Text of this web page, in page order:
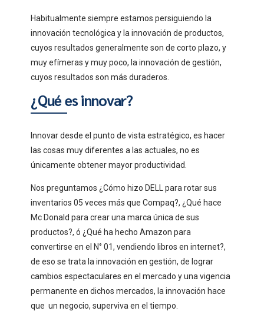
Habitualmente siempre estamos persiguiendo la
innovación tecnológica y la innovación de productos,
cuyos resultados generalmente son de corto plazo, y
muy efímeras y muy poco, la innovación de gestión,
cuyos resultados son más duraderos.
¿Qué es innovar?
Innovar desde el punto de vista estratégico, es hacer
las cosas muy diferentes a las actuales, no es
únicamente obtener mayor productividad.
Nos preguntamos ¿Cómo hizo DELL para rotar sus
inventarios 05 veces más que Compaq?, ¿Qué hace
Mc Donald para crear una marca única de sus
productos?, ó ¿Qué ha hecho Amazon para
convertirse en el N° 01, vendiendo libros en internet?,
de eso se trata la innovación en gestión, de lograr
cambios espectaculares en el mercado y una vigencia
permanente en dichos mercados, la innovación hace
que un negocio, superviva en el tiempo.